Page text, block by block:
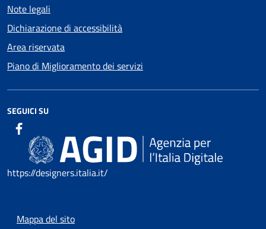
Note legali
Dichiarazione di accessibilità
Area riservata
Piano di Miglioramento dei servizi
SEGUICI SU
https://designers.italia.it/
Mappa del sito